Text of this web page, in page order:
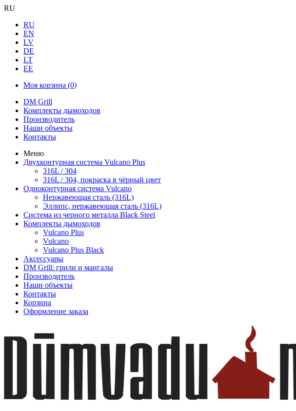
RU
RU
EN
LV
DE
LT
EE
Моя корзина (0)
DM Grill
Комплекты дымоходов
Производитель
Наши объекты
Контакты
Меню
Двухконтурная система Vulcano Plus
316L / 304
316L / 304, покраска в чёрный цвет
Одноконтурная система Vulcano
Нержавеющая сталь (316L)
Эллипс, нержавеющая сталь (316L)
Система из черного металла Black Steel
Комплекты дымоходов
Vulcano Plus
Vulcano
Vulcano Plus Black
Аксессуары
DM Grill: грили и мангалы
Производитель
Наши объекты
Контакты
Корзина
Оформление заказа